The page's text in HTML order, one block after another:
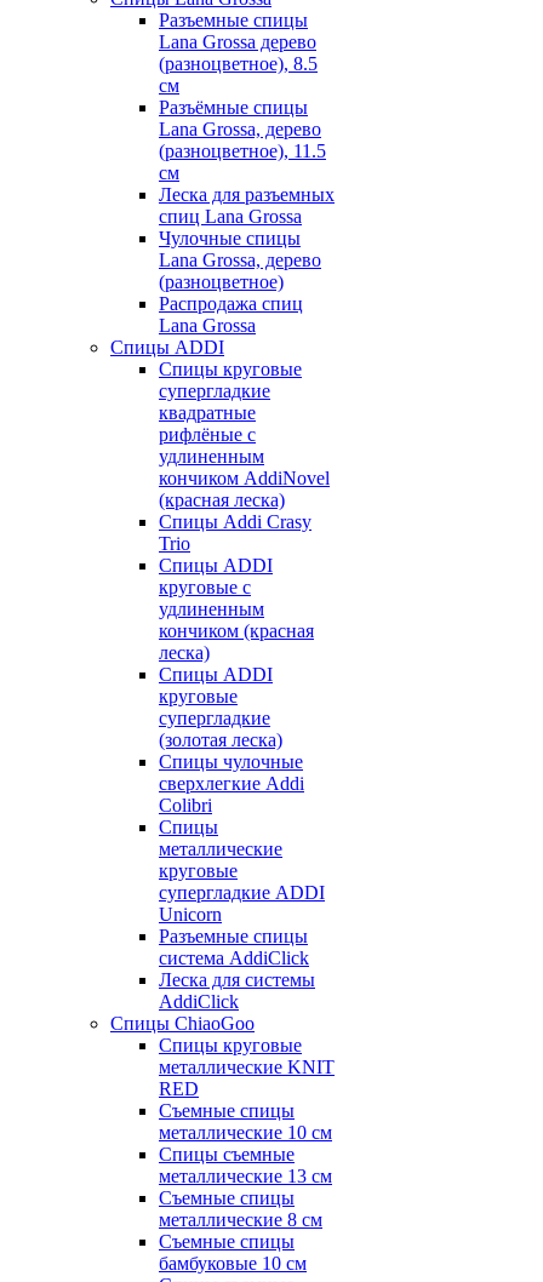
Разъемные спицы
Lana Grossa дерево
(разноцветное), 8.5
см
Разъёмные спицы
Lana Grossa, дерево
(разноцветное), 11.5
см
Леска для разъемных
спиц Lana Grossa
Чулочные спицы
Lana Grossa, дерево
(разноцветное)
Распродажа спиц
Lana Grossa
Спицы ADDI
Спицы круговые
супергладкие
квадратные
рифлёные с
удлиненным
кончиком AddiNovel
(красная леска)
Спицы Addi Crasy
Trio
Спицы ADDI
круговые с
удлиненным
кончиком (красная
леска)
Спицы ADDI
круговые
супергладкие
(золотая леска)
Спицы чулочные
сверхлегкие Addi
Colibri
Спицы
металлические
круговые
супергладкие ADDI
Unicorn
Разъемные спицы
система AddiClick
Леска для системы
AddiClick
Спицы ChiaoGoo
Спицы круговые
металлические KNIT
RED
Съемные спицы
металлические 10 см
Спицы съемные
металлические 13 см
Съемные спицы
металлические 8 см
Съемные спицы
бамбуковые 10 см